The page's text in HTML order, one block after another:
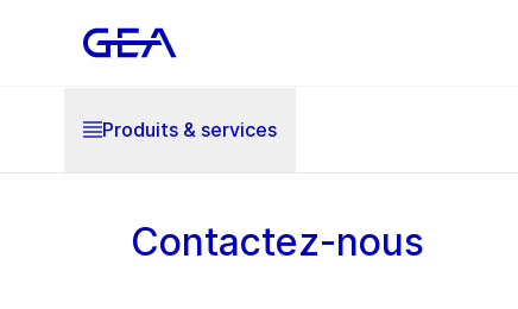
Produits & services
Contactez-nous